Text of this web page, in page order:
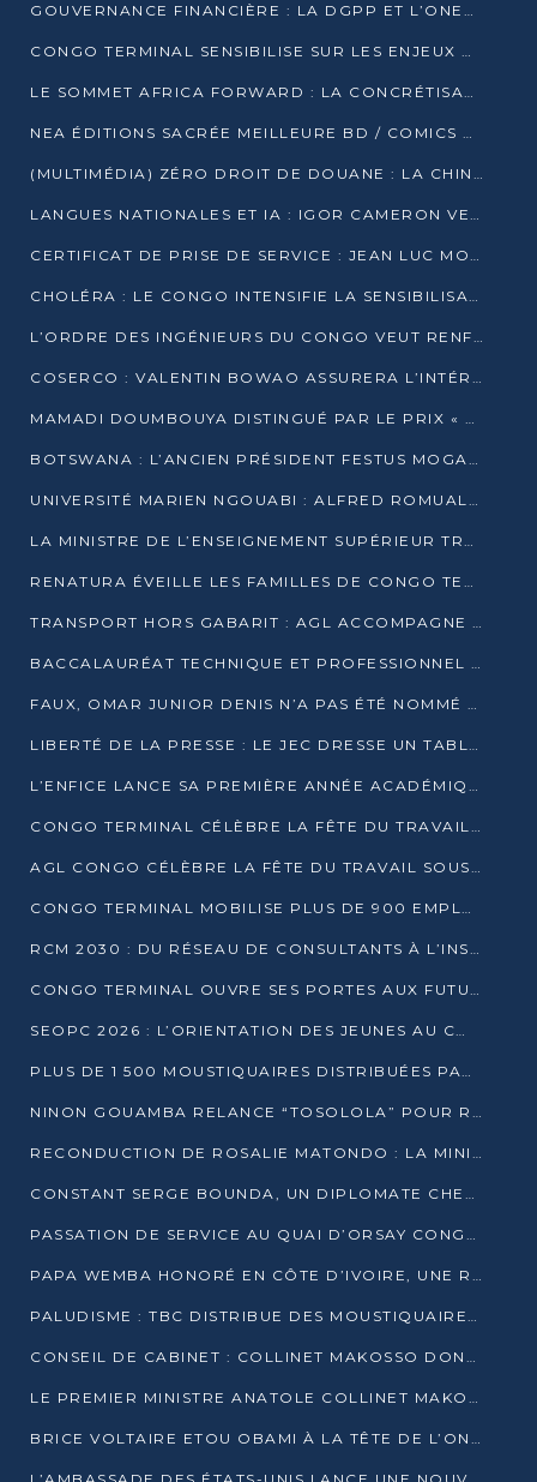
GOUVERNANCE FINANCIÈRE : LA DGPP ET L’ONEC-C VERS UN PARTENARIAT POUR ASSAINIR LES ENTREPRISES PUBLIQUES
CONGO TERMINAL SENSIBILISE SUR LES ENJEUX DE LA SANTÉ MENTALE EN
LE SOMMET AFRICA FORWARD : LA CONCRÉTISATION DE PARTENARIATS ÉQUILIBRÉS ET TOURNÉS VERS L’AVENIR ENTRE LE CONTINENT AFRICAIN ET LA FRANCE
NEA ÉDITIONS SACRÉE MEILLEURE BD / COMICS D’AFRIQUE AU KENYA
(MULTIMÉDIA) ZÉRO DROIT DE DOUANE : LA CHINE ET L’AFRIQUE VERS UNE PROXIMITÉ SANS PRÉCÉDENT (PAPIER GÉNÉRAL)
LANGUES NATIONALES ET IA : IGOR CAMERON VEUT ARRIMER LA STRATÉGIE IA À LA LOI SUR LA RECHERCHE
CERTIFICAT DE PRISE DE SERVICE : JEAN LUC MOUTHOU DÉMENT UNE « FAKE NEWS »
CHOLÉRA : LE CONGO INTENSIFIE LA SENSIBILISATION AU MARCHÉ DE TALANGAÏ
L’ORDRE DES INGÉNIEURS DU CONGO VEUT RENFORCER L’ÉTHIQUE ET LA CRÉDIBILITÉ DE LA PROFESSION
COSERCO : VALENTIN BOWAO ASSURERA L’INTÉRIM À LA TÊTE DU BUREAU EXÉCUTIF NATIONAL
MAMADI DOUMBOUYA DISTINGUÉ PAR LE PRIX « SUPER GRAND BÂTISSEUR BABACAR N’DIAYE »
BOTSWANA : L’ANCIEN PRÉSIDENT FESTUS MOGAE EST MORT À 86 ANS
UNIVERSITÉ MARIEN NGOUABI : ALFRED ROMUALD NGUYA POATY SOUTIENT UNE THÈSE SUR LE PARADOXE DE LA CROISSANCE EN ZONE CEMAC
LA MINISTRE DE L’ENSEIGNEMENT SUPÉRIEUR TRACE SA FEUILLE DE ROUTE
RENATURA ÉVEILLE LES FAMILLES DE CONGO TERMINAL À LA PROTECTION DE L’ENVIRONNEMENT
TRANSPORT HORS GABARIT : AGL ACCOMPAGNE LE DÉVELOPPEMENT DU SECTEUR BRASSICOLE AU CONGO
BACCALAURÉAT TECHNIQUE ET PROFESSIONNEL : 16 352 CANDIDATS LANCÉS DANS LES ÉPREUVES D’EPS
FAUX, OMAR JUNIOR DENIS N’A PAS ÉTÉ NOMMÉ AIDE DE CAMP ADJOINT DE DENIS SASSOU NGUESSO
LIBERTÉ DE LA PRESSE : LE JEC DRESSE UN TABLEAU PRÉOCCUPANT AU CONGO
L’ENFICE LANCE SA PREMIÈRE ANNÉE ACADÉMIQUE AVEC 100 FUTURS ENSEIGNANTS
CONGO TERMINAL CÉLÈBRE LA FÊTE DU TRAVAIL AVEC SES COLLABORATEURS À POINTE-NOIRE
AGL CONGO CÉLÈBRE LA FÊTE DU TRAVAIL SOUS LE SIGNE DE LA COHÉSION
CONGO TERMINAL MOBILISE PLUS DE 900 EMPLOYÉS AUTOUR DE LA SÉCURITÉ AU TRAVAIL
RCM 2030 : DU RÉSEAU DE CONSULTANTS À L’INSTRUMENT DE PUISSANCE EN AFRIQUE FRANCOPHONE
CONGO TERMINAL OUVRE SES PORTES AUX FUTURS INGÉNIEURS AU FORUM DES MÉTIERS D’UCAC-ICAM
SEOPC 2026 : L’ORIENTATION DES JEUNES AU CŒUR DE LA DEUXIÈME ÉDITION
PLUS DE 1 500 MOUSTIQUAIRES DISTRIBUÉES PAR AGL ET CONGO TERMINAL DANS LA LUTTE CONTRE LE PALUDISME
NINON GOUAMBA RELANCE “TOSOLOLA” POUR RENFORCER LE DIALOGUE AVEC LES CITOYENS
RECONDUCTION DE ROSALIE MATONDO : LA MINISTRE PROMET D’ACCÉLÉRER LE TRAITEMENT DES DOSSIERS ET DE RELEVER DE NOUVEAUX DÉFIS
CONSTANT SERGE BOUNDA, UN DIPLOMATE CHEVRONNÉ AUX COMMANDES DES AFFAIRES ÉTRANGÈRES
PASSATION DE SERVICE AU QUAI D’ORSAY CONGOLAIS : GAKOSSO PASSE LE FLAMBEAU À BOUNDA
PAPA WEMBA HONORÉ EN CÔTE D’IVOIRE, UNE RUE PORTE DÉSORMAIS SON NOM
PALUDISME : TBC DISTRIBUE DES MOUSTIQUAIRES DANS DEUX CSI DE BRAZZAVILLE
CONSEIL DE CABINET : COLLINET MAKOSSO DONNE SES DERNIÈRES ORIENTATIONS
LE PREMIER MINISTRE ANATOLE COLLINET MAKOSSO DÉMISSIONNE AVEC SON GOUVERNEMENT
BRICE VOLTAIRE ETOU OBAMI À LA TÊTE DE L’ONEC-C POUR TROIS ANS